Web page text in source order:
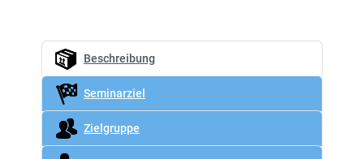
Beschreibung
Seminarziel
Zielgruppe